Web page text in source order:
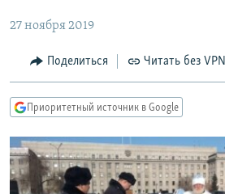
Вернутся
Вернутся
поиску
МНЕНИЯ
КУЛЬТУРА
КАВКАЗ.РЕАЛИИ
СЕВЕР.РЕАЛИИ
СИБИРЬ.РЕАЛИИ
27 ноября 2019
Поделиться Читать без VPN
Приоритетный источник в Google